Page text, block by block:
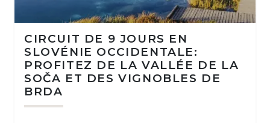
CIRCUIT DE 9 JOURS EN
SLOVÉNIE OCCIDENTALE:
PROFITEZ DE LA VALLÉE DE LA
SOČA ET DES VIGNOBLES DE
BRDA